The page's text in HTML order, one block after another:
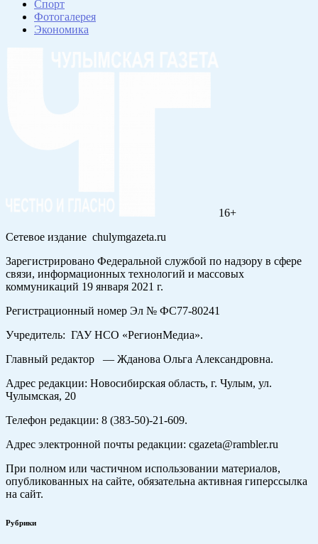
Спорт
Фотогалерея
Экономика
16+
Сетевое издание chulymgazeta.ru
Зарегистрировано Федеральной службой по надзору в сфере
связи, информационных технологий и массовых
коммуникаций 19 января 2021 г.
Регистрационный номер Эл № ФС77-80241
Учредитель: ГАУ НСО «РегионМедиа».
Главный редактор — Жданова Ольга Александровна.
Адрес редакции: Новосибирская область, г. Чулым, ул.
Чулымская, 20
Телефон редакции: 8 (383-50)-21-609.
Адрес электронной почты редакции: cgazeta@rambler.ru
При полном или частичном использовании материалов,
опубликованных на сайте, обязательна активная гиперссылка
на сайт.
Рубрики